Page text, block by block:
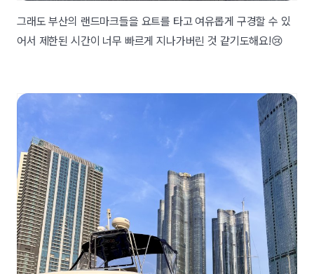
그래도 부산의 랜드마크들을 요트를 타고 여유롭게 구경할 수 있
어서 제한된 시간이 너무 빠르게 지나가버린 것 같기도해요!😢